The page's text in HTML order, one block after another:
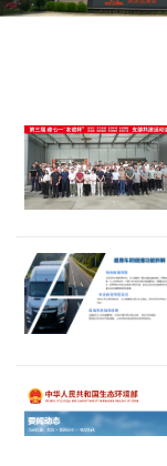
的江苏润沃达环
限公司承担。 以
为润沃达AWE制
子、化工、冶金、
行业的制氢 / 制氧
纯化后可达到
用需求。
分离
纯化
控制